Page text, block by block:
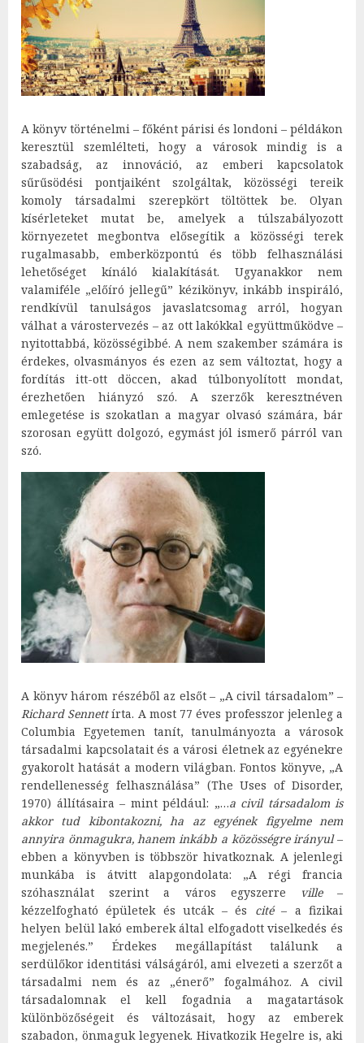
A könyv történelmi – főként párisi és londoni – példákon
keresztül szemlélteti, hogy a városok mindig is a
szabadság, az innováció, az emberi kapcsolatok
sűrűsödési pontjaiként szolgáltak, közösségi tereik
komoly társadalmi szerepkört töltöttek be. Olyan
kísérleteket mutat be, amelyek a túlszabályozott
környezetet megbontva elősegítik a közösségi terek
rugalmasabb, emberközpontú és több felhasználási
lehetőséget kínáló kialakítását. Ugyanakkor nem
valamiféle „előíró jellegű” kézikönyv, inkább inspiráló,
rendkívül tanulságos javaslatcsomag arról, hogyan
válhat a várostervezés – az ott lakókkal együttműködve –
nyitottabbá, közösségibbé. A nem szakember számára is
érdekes, olvasmányos és ezen az sem változtat, hogy a
fordítás itt-ott döccen, akad túlbonyolított mondat,
érezhetően hiányzó szó. A szerzők keresztnéven
emlegetése is szokatlan a magyar olvasó számára, bár
szorosan együtt dolgozó, egymást jól ismerő párról van
szó.
A könyv három részéből az elsőt – „A civil társadalom” –
Richard Sennettírta. A most 77 éves professzor jelenleg a
Columbia Egyetemen tanít, tanulmányozta a városok
társadalmi kapcsolatait és a városi életnek az egyénekre
gyakorolt hatását a modern világban. Fontos könyve, „A
rendellenesség felhasználása” (The Uses of Disorder,
1970) állításaira – mint például: „…a civil társadalom is
akkor tud kibontakozni, ha az egyének figyelme nem
annyira önmagukra, hanem inkább a közösségre irányul–
ebben a könyvben is többször hivatkoznak. A jelenlegi
munkába is átvitt alapgondolata: „A régi francia
szóhasználat szerint a város egyszerre
ville–
kézzelfogható épületek és utcák – és cité– a fizikai
helyen belül lakó emberek által elfogadott viselkedés és
megjelenés.” Érdekes megállapítást találunk a
serdülőkor identitási válságáról, ami elvezeti a szerzőt a
társadalmi nem és az „énerő” fogalmához. A civil
társadalomnak el kell fogadnia a magatartások
különbözőségeit és változásait, hogy az emberek
szabadon, önmaguk legyenek. Hivatkozik Hegelre is, aki